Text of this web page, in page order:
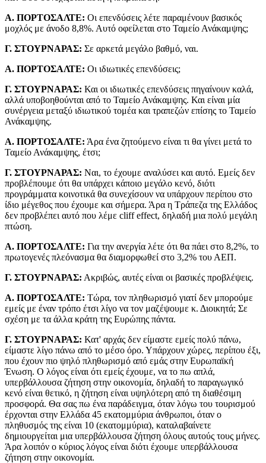
Α. ΠΟΡΤΟΣΑΛΤΕ: Οι επενδύσεις λέτε παραμένουν βασικός
μοχλός με άνοδο 8,8%. Αυτό οφείλεται στο Ταμείο Ανάκαμψης;
Γ. ΣΤΟΥΡΝΑΡΑΣ: Σε αρκετά μεγάλο βαθμό, ναι.
Α. ΠΟΡΤΟΣΑΛΤΕ: Οι ιδιωτικές επενδύσεις;
Γ. ΣΤΟΥΡΝΑΡΑΣ: Και οι ιδιωτικές επενδύσεις πηγαίνουν καλά,
αλλά υποβοηθούνται από το Ταμείο Ανάκαμψης. Και είναι μία
συνέργεια μεταξύ ιδιωτικού τομέα και τραπεζών επίσης το Ταμείο
Ανάκαμψης.
Α. ΠΟΡΤΟΣΑΛΤΕ: Άρα ένα ζητούμενο είναι τι θα γίνει μετά το
Ταμείο Ανάκαμψης, έτσι;
Γ. ΣΤΟΥΡΝΑΡΑΣ: Ναι, το έχουμε αναλύσει και αυτό. Εμείς δεν
προβλέπουμε ότι θα υπάρχει κάποιο μεγάλο κενό, διότι
προγράμματα κοινοτικά θα συνεχίσουν να υπάρχουν περίπου στο
ίδιο μέγεθος που έχουμε και σήμερα. Άρα η Τράπεζα της Ελλάδος
δεν προβλέπει αυτό που λέμε cliff effect, δηλαδή μια πολύ μεγάλη
πτώση.
Α. ΠΟΡΤΟΣΑΛΤΕ: Για την ανεργία λέτε ότι θα πάει στο 8,2%, το
πρωτογενές πλεόνασμα θα διαμορφωθεί στο 3,2% του ΑΕΠ.
Γ. ΣΤΟΥΡΝΑΡΑΣ: Ακριβώς, αυτές είναι οι βασικές προβλέψεις.
Α. ΠΟΡΤΟΣΑΛΤΕ: Τώρα, τον πληθωρισμό γιατί δεν μπορούμε
εμείς με έναν τρόπο έτσι λίγο να τον μαζέψουμε κ. Διοικητά; Σε
σχέση με τα άλλα κράτη της Ευρώπης πάντα.
Γ. ΣΤΟΥΡΝΑΡΑΣ: Κατ' αρχάς δεν είμαστε εμείς πολύ πάνω,
είμαστε λίγο πάνω από το μέσο όρο. Υπάρχουν χώρες, περίπου έξι,
που έχουν πιο ψηλό πληθωρισμό από εμάς στην Ευρωπαϊκή
Ένωση. Ο λόγος είναι ότι εμείς έχουμε, να το πω απλά,
υπερβάλλουσα ζήτηση στην οικονομία, δηλαδή το παραγωγικό
κενό είναι θετικό, η ζήτηση είναι υψηλότερη από τη διαθέσιμη
προσφορά. Θα σας πω ένα παράδειγμα, όταν λόγω του τουρισμού
έρχονται στην Ελλάδα 45 εκατομμύρια άνθρωποι, όταν ο
πληθυσμός της είναι 10 (εκατομμύρια), καταλαβαίνετε
δημιουργείται μια υπερβάλλουσα ζήτηση όλους αυτούς τους μήνες.
Άρα λοιπόν ο κύριος λόγος είναι διότι έχουμε υπερβάλλουσα
ζήτηση στην οικονομία.